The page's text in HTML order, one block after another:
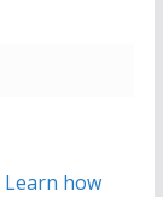
Learn how